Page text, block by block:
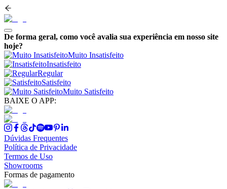
De forma geral, como você avalia sua experiência em nosso site
hoje?
Muito Insatisfeito
Insatisfeito
Regular
Satisfeito
Muito Satisfeito
BAIXE O APP:
Dúvidas Frequentes
Política de Privacidade
Termos de Uso
Showrooms
Formas de pagamento